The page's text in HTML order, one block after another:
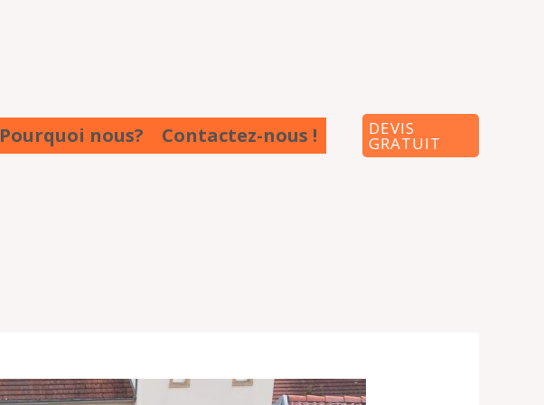
Pourquoi nous? Contactez-nous ! DEVIS
GRATUIT